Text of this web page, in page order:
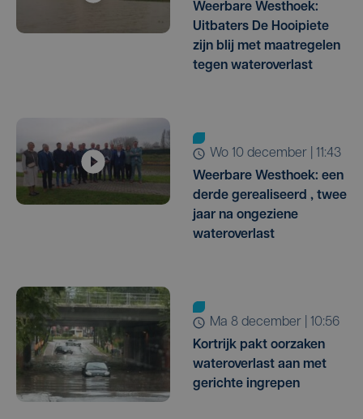
Weerbare Westhoek:
Uitbaters De Hooipiete
zijn blij met maatregelen
tegen wateroverlast
wo 10 december | 11:43
Weerbare Westhoek: een
derde gerealiseerd , twee
jaar na ongeziene
wateroverlast
ma 8 december | 10:56
Kortrijk pakt oorzaken
wateroverlast aan met
gerichte ingrepen